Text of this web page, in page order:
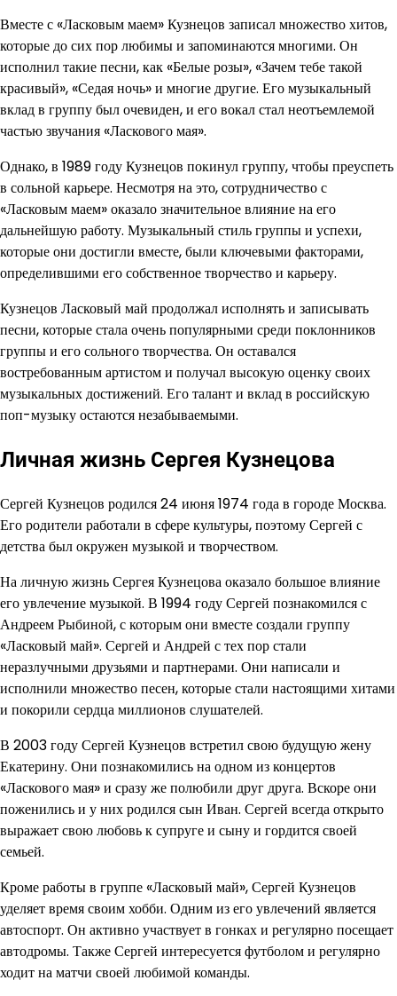
Вместе с «Ласковым маем» Кузнецов записал множество хитов,
которые до сих пор любимы и запоминаются многими. Он
исполнил такие песни, как «Белые розы», «Зачем тебе такой
красивый», «Седая ночь» и многие другие. Его музыкальный
вклад в группу был очевиден, и его вокал стал неотъемлемой
частью звучания «Ласкового мая».
Однако, в 1989 году Кузнецов покинул группу, чтобы преуспеть
в сольной карьере. Несмотря на это, сотрудничество с
«Ласковым маем» оказало значительное влияние на его
дальнейшую работу. Музыкальный стиль группы и успехи,
которые они достигли вместе, были ключевыми факторами,
определившими его собственное творчество и карьеру.
Кузнецов Ласковый май продолжал исполнять и записывать
песни, которые стала очень популярными среди поклонников
группы и его сольного творчества. Он оставался
востребованным артистом и получал высокую оценку своих
музыкальных достижений. Его талант и вклад в российскую
поп-музыку остаются незабываемыми.
Личная жизнь Сергея Кузнецова
Сергей Кузнецов родился 24 июня 1974 года в городе Москва.
Его родители работали в сфере культуры, поэтому Сергей с
детства был окружен музыкой и творчеством.
На личную жизнь Сергея Кузнецова оказало большое влияние
его увлечение музыкой. В 1994 году Сергей познакомился с
Андреем Рыбиной, с которым они вместе создали группу
«Ласковый май». Сергей и Андрей с тех пор стали
неразлучными друзьями и партнерами. Они написали и
исполнили множество песен, которые стали настоящими хитами
и покорили сердца миллионов слушателей.
В 2003 году Сергей Кузнецов встретил свою будущую жену
Екатерину. Они познакомились на одном из концертов
«Ласкового мая» и сразу же полюбили друг друга. Вскоре они
поженились и у них родился сын Иван. Сергей всегда открыто
выражает свою любовь к супруге и сыну и гордится своей
семьей.
Кроме работы в группе «Ласковый май», Сергей Кузнецов
уделяет время своим хобби. Одним из его увлечений является
автоспорт. Он активно участвует в гонках и регулярно посещает
автодромы. Также Сергей интересуется футболом и регулярно
ходит на матчи своей любимой команды.